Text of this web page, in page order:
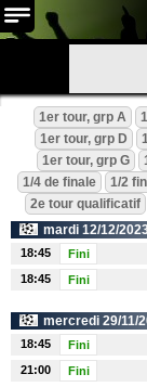
1er tour, grp A
1er tour, grp D
1er tour, grp G
1/4 de finale
1/2
2e tour qualificatif
mardi 12/12/
18:45 Fini
18:45
Fini
mercredi 29/11/
18:45 Fini
21:00
Fini